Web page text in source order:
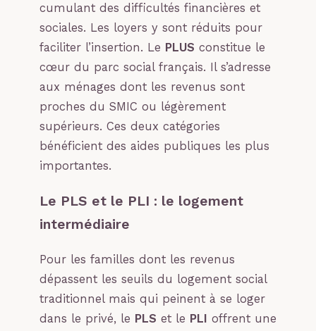
cumulant des difficultés financières et
sociales. Les loyers y sont réduits pour
faciliter l’insertion. Le PLUS constitue le
cœur du parc social français. Il s’adresse
aux ménages dont les revenus sont
proches du SMIC ou légèrement
supérieurs. Ces deux catégories
bénéficient des aides publiques les plus
importantes.
Le PLS et le PLI : le logement
intermédiaire
Pour les familles dont les revenus
dépassent les seuils du logement social
traditionnel mais qui peinent à se loger
dans le privé, le PLS et le PLI offrent une